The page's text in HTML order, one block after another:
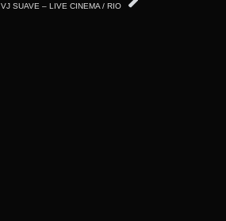
VJ SUAVE – LIVE CINEMA / RIO